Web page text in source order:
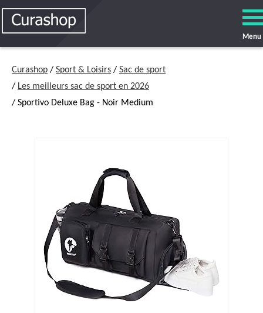
Menu
Curashop / Sport & Loisirs / Sac de sport
/ Les meilleurs sac de sport en 2026
/ Sportivo Deluxe Bag - Noir Medium